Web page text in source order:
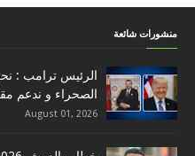
منشورات شائعة
الرئيس ترامب :
الصحراء و ندعم
August 01, 2026